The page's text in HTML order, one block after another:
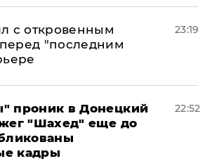
с откровенным
"последним
23:19
проник в Донецкий
"Шахед" еще до
кадры
22:52